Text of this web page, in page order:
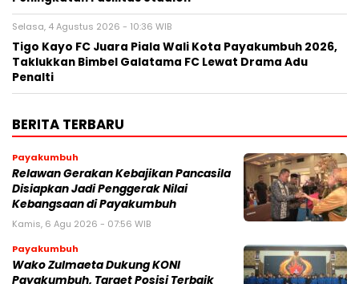
Selasa, 4 Agustus 2026 - 10:36 WIB
Tigo Kayo FC Juara Piala Wali Kota Payakumbuh 2026,
Taklukkan Bimbel Galatama FC Lewat Drama Adu
Penalti
BERITA TERBARU
Payakumbuh
Relawan Gerakan Kebajikan Pancasila
Disiapkan Jadi Penggerak Nilai
Kebangsaan di Payakumbuh
Kamis, 6 Agu 2026 - 07:56 WIB
Payakumbuh
Wako Zulmaeta Dukung KONI
Payakumbuh, Target Posisi Terbaik